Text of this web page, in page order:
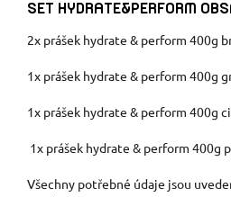
SET HYDRATE&PERFORM
2x prášek hydrate & perform 400g
1x prášek hydrate & perform 400g
1x prášek hydrate & perform 400g
1x prášek hydrate & perform 400g
Všechny potřebné údaje jsou